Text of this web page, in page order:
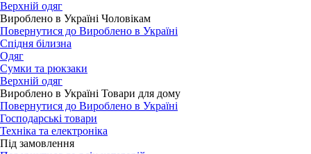
Верхній одяг
Вироблено в Україні Чоловікам
Повернутися до Вироблено в Україні
Спідня білизна
Одяг
Сумки та рюкзаки
Верхній одяг
Вироблено в Україні Товари для дому
Повернутися до Вироблено в Україні
Господарські товари
Техніка та електроніка
Під замовлення